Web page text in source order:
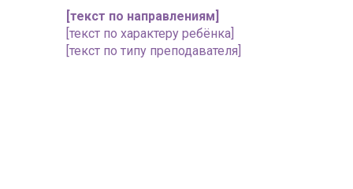
[текст по направлениям]
[текст по характеру ребёнка]
[текст по типу преподавателя]